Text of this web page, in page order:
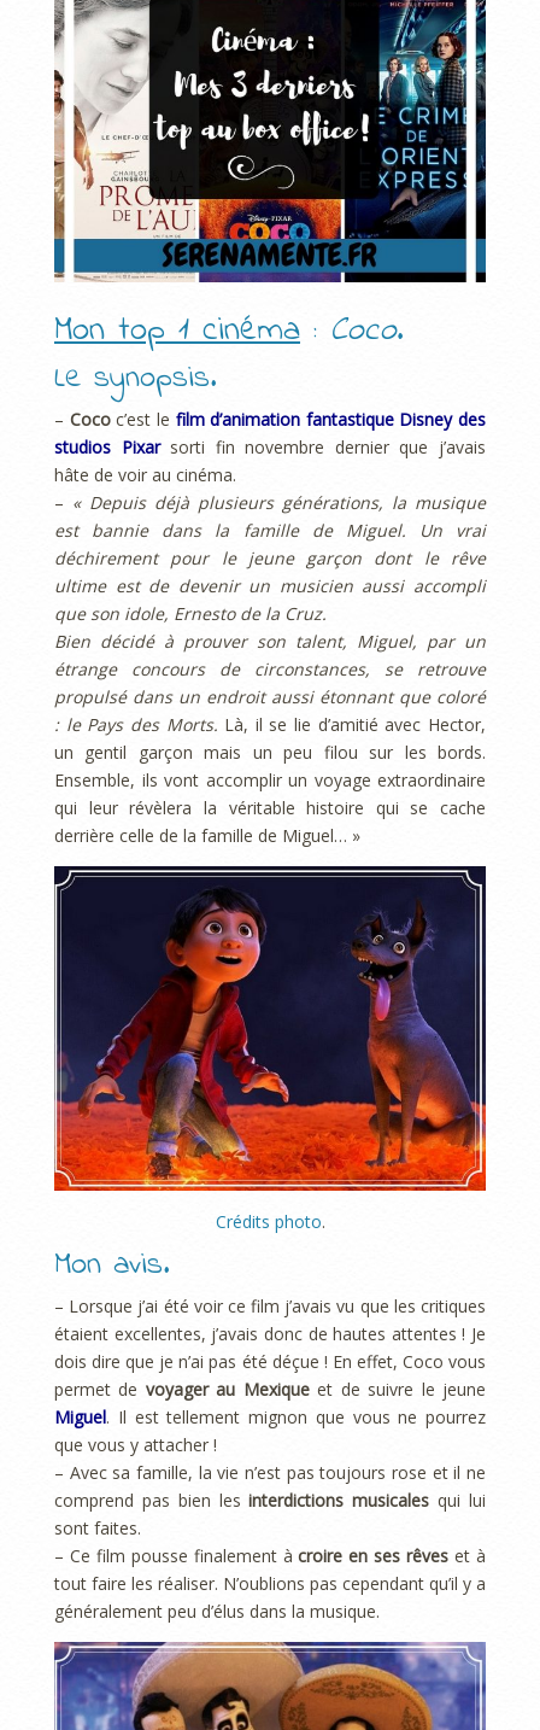
Mon top 1 cinéma : Coco.
Le synopsis.
– Cococ’est le film d’animation fantastique Disney des
studios Pixarsorti fin novembre dernier que j’avais
hâte de voir au cinéma.
– « Depuis déjà plusieurs générations, la musique
est bannie dans la famille de Miguel. Un vrai
déchirement pour le jeune garçon dont le rêve
ultime est de devenir un musicien aussi accompli
que son idole, Ernesto de la Cruz.
Bien décidé à prouver son talent, Miguel, par un
étrange concours de circonstances, se retrouve
propulsé dans un endroit aussi étonnant que coloré
: le Pays des Morts. Là, il se lie d’amitié avec Hector,
un gentil garçon mais un peu filou sur les bords.
Ensemble, ils vont accomplir un voyage extraordinaire
qui leur révèlera la véritable histoire qui se cache
derrière celle de la famille de Miguel… »
Crédits photo.
Mon avis.
– Lorsque j’ai été voir ce film j’avais vu que les critiques
étaient excellentes, j’avais donc de hautes attentes ! Je
dois dire que je n’ai pas été déçue ! En effet, Coco vous
permet de voyager au Mexiqueet de suivre le jeune
Miguel. Il est tellement mignon que vous ne pourrez
que vous y attacher !
– Avec sa famille, la vie n’est pas toujours rose et il ne
comprend pas bien lesinterdictions musicales qui lui
sont faites.
– Ce film pousse finalement àcroire en ses rêves et à
tout faire les réaliser. N’oublions pas cependant qu’il y a
généralement peu d’élus dans la musique.